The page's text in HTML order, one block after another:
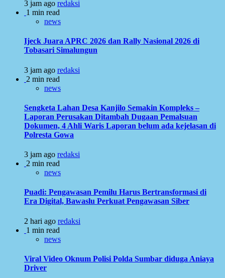
3 jam ago redaksi
1 min read
news
Ijeck Juara APRC 2026 dan Rally Nasional 2026 di
Tobasari Simalungun
3 jam ago redaksi
2 min read
news
Sengketa Lahan Desa Kanjilo Semakin Kompleks –
Laporan Perusakan Ditambah Dugaan Pemalsuan
Dokumen, 4 Ahli Waris Laporan belum ada kejelasan di
Polresta Gowa
3 jam ago redaksi
2 min read
news
Puadi: Pengawasan Pemilu Harus Bertransformasi di
Era Digital, Bawaslu Perkuat Pengawasan Siber
2 hari ago redaksi
1 min read
news
Viral Video Oknum Polisi Polda Sumbar diduga Aniaya
Driver